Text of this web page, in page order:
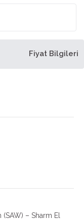
Fiyat Bilgileri
– Sharm El